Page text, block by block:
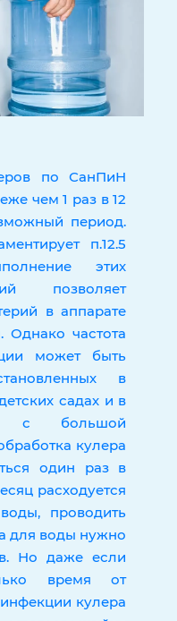
по СанПиН
чем 1 раз в 12
период.
п.12.5
этих
позволяет
в аппарате
Однако частота
может быть
в
садах и в
с большой
кулера
один раз в
расходуется
проводить
для воды нужно
Но даже если
время от
кулера